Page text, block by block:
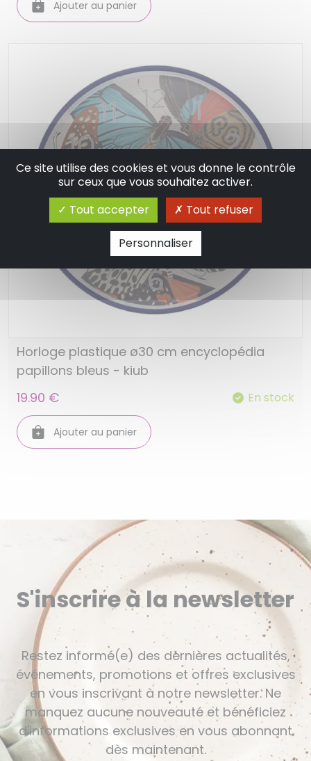
Ajouter au panier
Horloge plastique ø30 cm encyclopédia
papillons bleus - kiub
19.90 €
En stock
Ajouter au panier
S'inscrire à la newsletter
Restez informé(e) des dernières actualités,
événements, promotions et offres exclusives
en vous inscrivant à notre newsletter. Ne
manquez aucune nouveauté et bénéficiez
d'informations exclusives en vous abonnant
dès maintenant.
Ce site utilise des cookies et vous donne le contrôle
sur ceux que vous souhaitez activer.
Tout accepter
Tout refuser
Personnaliser